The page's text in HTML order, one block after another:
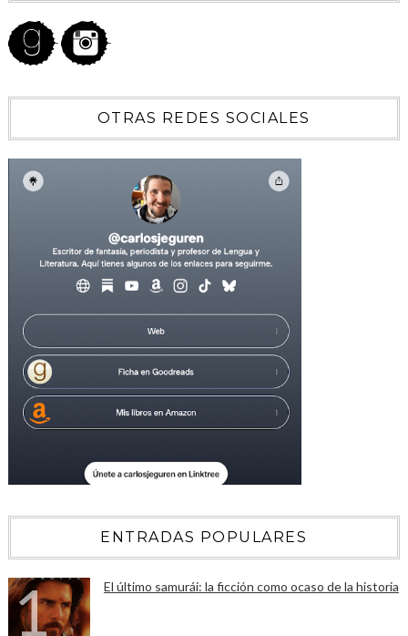
OTRAS REDES SOCIALES
ENTRADAS POPULARES
El último samurái: la ficción como ocaso de la historia